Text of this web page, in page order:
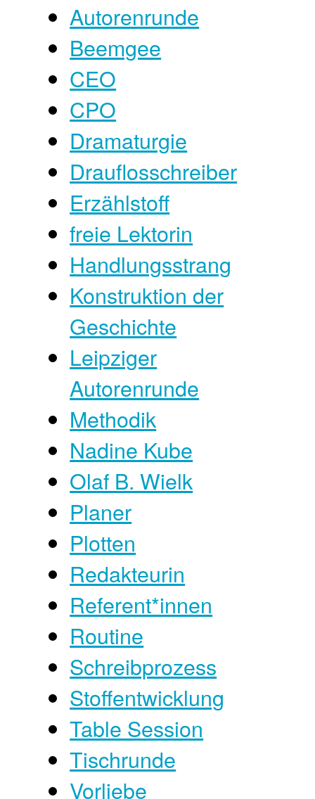
Autorenrunde
Beemgee
CEO
CPO
Dramaturgie
Drauflosschreiber
Erzählstoff
freie Lektorin
Handlungsstrang
Konstruktion der
Geschichte
Leipziger
Autorenrunde
Methodik
Nadine Kube
Olaf B. Wielk
Planer
Plotten
Redakteurin
Referent*innen
Routine
Schreibprozess
Stoffentwicklung
Table Session
Tischrunde
Vorliebe